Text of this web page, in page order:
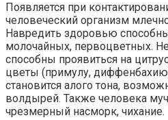
Появляется при
человеческий организм
Навредить здоровью
молочайных, первоцветных.
способны проявиться на
цветы (примулу,
становится алого тона,
волдырей. Также человека
чрезмерный насморк, чихание.